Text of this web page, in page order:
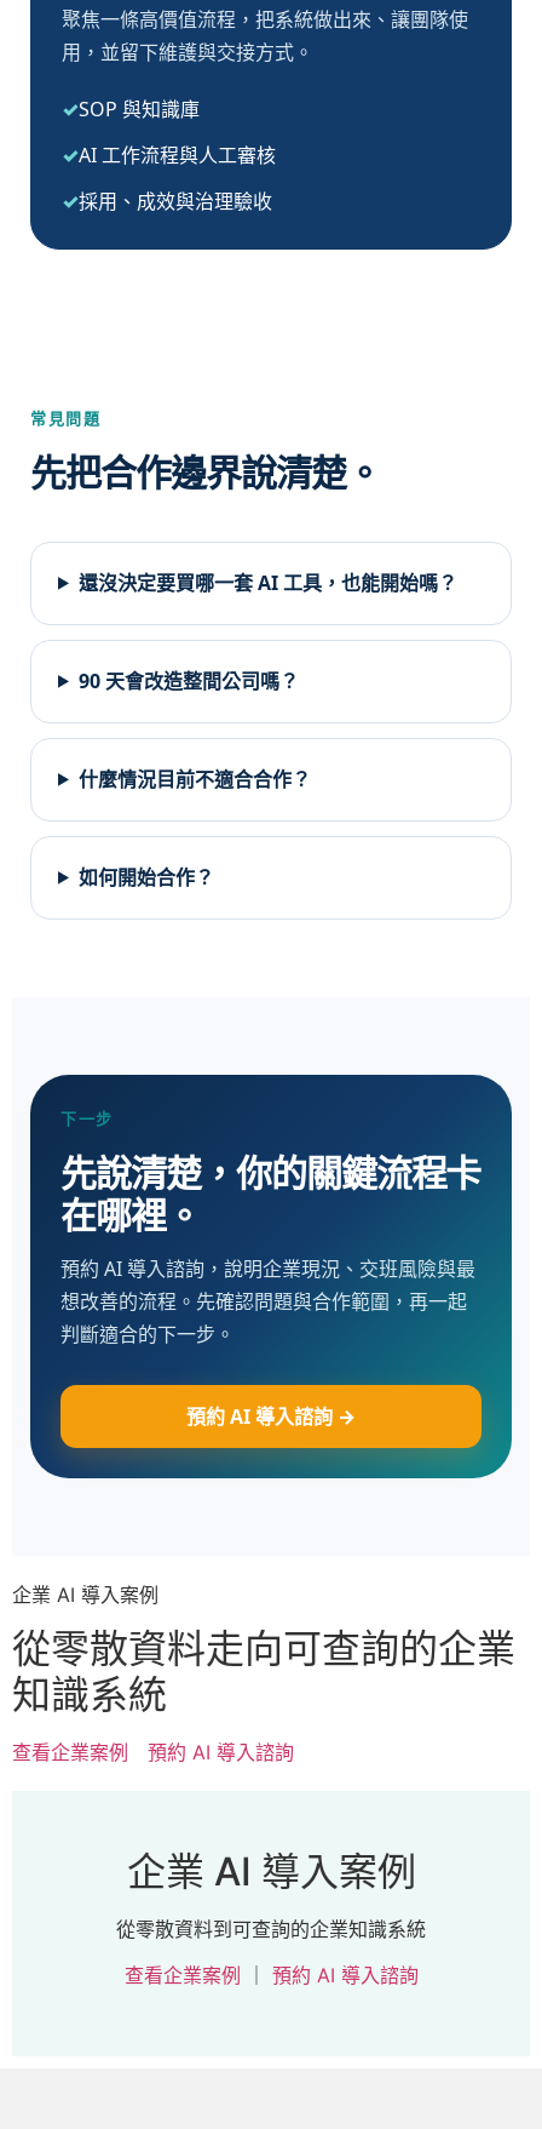
聚焦一條高價值流程，把系統做出來、讓團隊使
用，並留下維護與交接方式。
SOP 與知識庫
AI 工作流程與人工審核
採用、成效與治理驗收
常見問題
先把合作邊界說清楚。
還沒決定要買哪一套 AI 工具，也能開始嗎？
90 天會改造整間公司嗎？
什麼情況目前不適合合作？
如何開始合作？
下一步
先說清楚，你的關鍵流程卡
在哪裡。
預約 AI 導入諮詢，說明企業現況、交班風險與最
想改善的流程。先確認問題與合作範圍，再一起
判斷適合的下一步。
預約 AI 導入諮詢 →
企業 AI 導入案例
從零散資料走向可查詢的企業
知識系統
查看企業案例 預約 AI 導入諮詢
企業 AI 導入案例
從零散資料到可查詢的企業知識系統
查看企業案例
預約 AI 導入諮詢